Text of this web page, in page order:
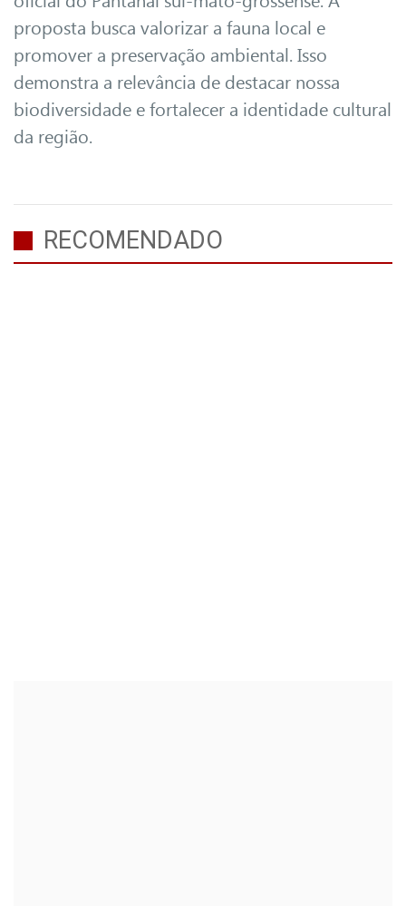
proposta busca valorizar a fauna local e
promover a preservação ambiental. Isso
demonstra a relevância de destacar nossa
biodiversidade e fortalecer a identidade cultural
da região.
RECOMENDADO